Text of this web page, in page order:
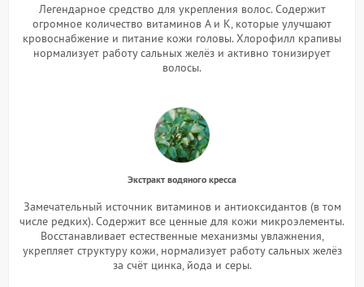
Легендарное средство для укрепления волос. Содержит
огромное количество витаминов А и К, которые улучшают
кровоснабжение и питание кожи головы. Хлорофилл крапивы
нормализует работу сальных желёз и активно тонизирует
волосы.
Экстракт водяного кресса
Замечательный источник витаминов и антиоксидантов (в том
числе редких). Содержит все ценные для кожи микроэлементы.
Восстанавливает естественные механизмы увлажнения,
укрепляет структуру кожи, нормализует работу сальных желёз
за счёт цинка, йода и серы.